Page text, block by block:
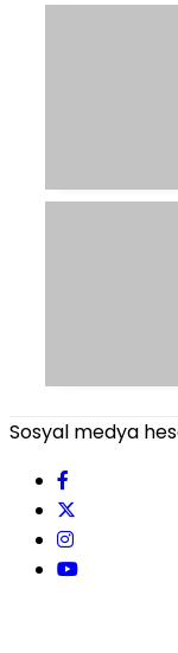
Sosyal medya